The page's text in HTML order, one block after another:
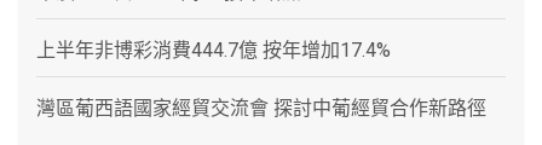
上半年非博彩消費444.7億 按年增加17.4%
灣區葡西語國家經貿交流會 探討中葡經貿合作新路徑